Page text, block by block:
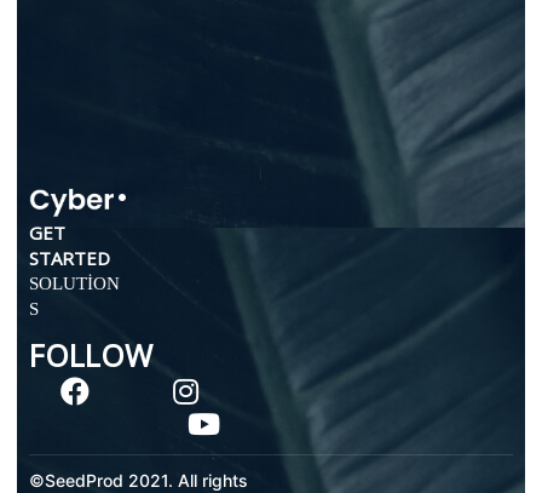
GET
STARTED
SOLUTION
S
FOLLOW
©SeedProd 2021. All rights